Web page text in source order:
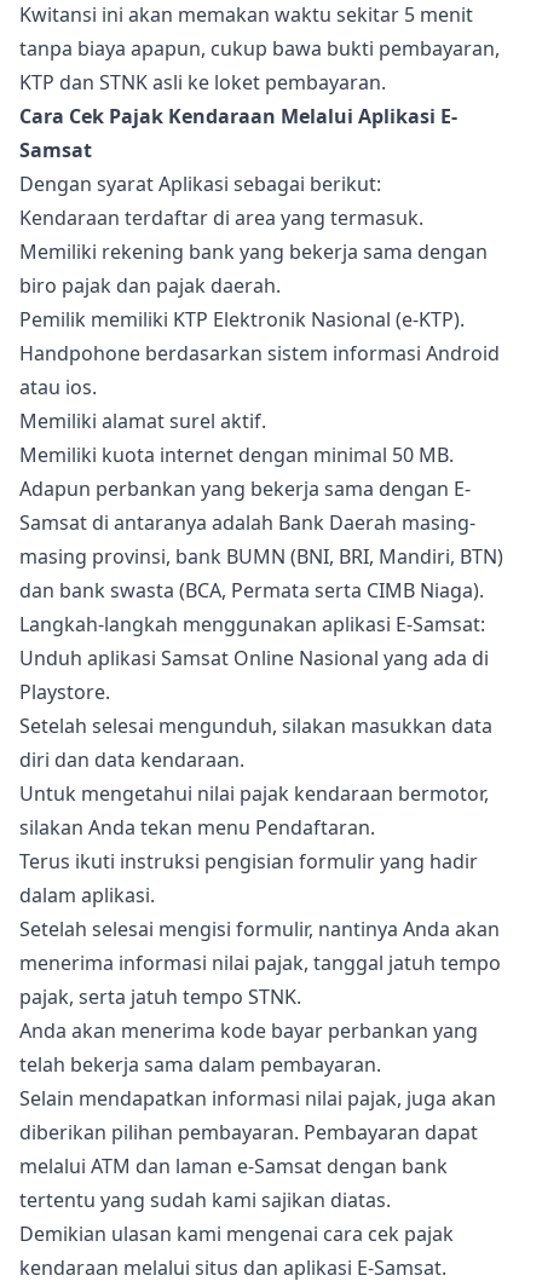
Kwitansi ini akan memakan waktu sekitar 5 menit
tanpa biaya apapun, cukup bawa bukti pembayaran,
KTP dan STNK asli ke loket pembayaran.
Cara Cek Pajak Kendaraan Melalui Aplikasi E-
Samsat
Dengan syarat Aplikasi sebagai berikut:
Kendaraan terdaftar di area yang termasuk.
Memiliki rekening bank yang bekerja sama dengan
biro pajak dan pajak daerah.
Pemilik memiliki KTP Elektronik Nasional (e-KTP).
Handpohone berdasarkan sistem informasi Android
atau ios.
Memiliki alamat surel aktif.
Memiliki kuota internet dengan minimal 50 MB.
Adapun perbankan yang bekerja sama dengan E-
Samsat di antaranya adalah Bank Daerah masing-
masing provinsi, bank BUMN (BNI, BRI, Mandiri, BTN)
dan bank swasta (BCA, Permata serta CIMB Niaga).
Langkah-langkah menggunakan aplikasi E-Samsat:
Unduh aplikasi Samsat Online Nasional yang ada di
Playstore.
Setelah selesai mengunduh, silakan masukkan data
diri dan data kendaraan.
Untuk mengetahui nilai pajak kendaraan bermotor,
silakan Anda tekan menu Pendaftaran.
Terus ikuti instruksi pengisian formulir yang hadir
dalam aplikasi.
Setelah selesai mengisi formulir, nantinya Anda akan
menerima informasi nilai pajak, tanggal jatuh tempo
pajak, serta jatuh tempo STNK.
Anda akan menerima kode bayar perbankan yang
telah bekerja sama dalam pembayaran.
Selain mendapatkan informasi nilai pajak, juga akan
diberikan pilihan pembayaran. Pembayaran dapat
melalui ATM dan laman e-Samsat dengan bank
tertentu yang sudah kami sajikan diatas.
Demikian ulasan kami mengenai cara cek pajak
kendaraan melalui situs dan aplikasi E-Samsat.